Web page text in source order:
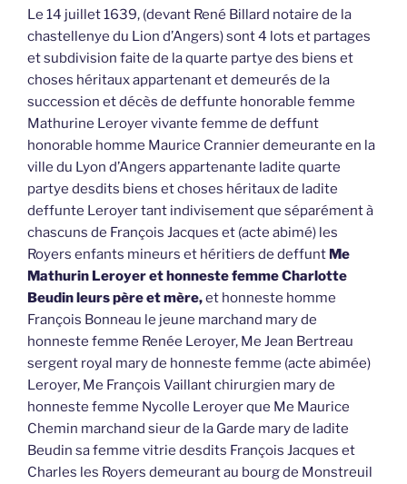
Le 14 juillet 1639, (devant René Billard notaire de la
chastellenye du Lion d’Angers) sont 4 lots et partages
et subdivision faite de la quarte partye des biens et
choses héritaux appartenant et demeurés de la
succession et décès de deffunte honorable femme
Mathurine Leroyer vivante femme de deffunt
honorable homme Maurice Crannier demeurante en la
ville du Lyon d’Angers appartenante ladite quarte
partye desdits biens et choses héritaux de ladite
deffunte Leroyer tant indivisement que séparément à
chascuns de François Jacques et (acte abimé) les
Royers enfants mineurs et héritiers de deffunt Me
Mathurin Leroyer et honneste femme Charlotte
Beudin leurs père et mère,et honneste homme
François Bonneau le jeune marchand mary de
honneste femme Renée Leroyer, Me Jean Bertreau
sergent royal mary de honneste femme (acte abimée)
Leroyer, Me François Vaillant chirurgien mary de
honneste femme Nycolle Leroyer que Me Maurice
Chemin marchand sieur de la Garde mary de ladite
Beudin sa femme vitrie desdits François Jacques et
Charles les Royers demeurant au bourg de Monstreuil